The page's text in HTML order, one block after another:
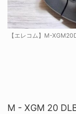
【エレコム】M-
M - XGM 20